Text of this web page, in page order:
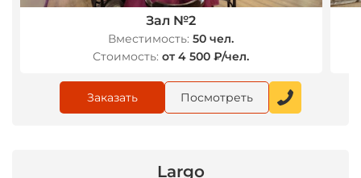
Зал №2
Вместимость: 50 чел.
Стоимость: от 4 500 ₽/чел.
Заказать Посмотреть
Largo